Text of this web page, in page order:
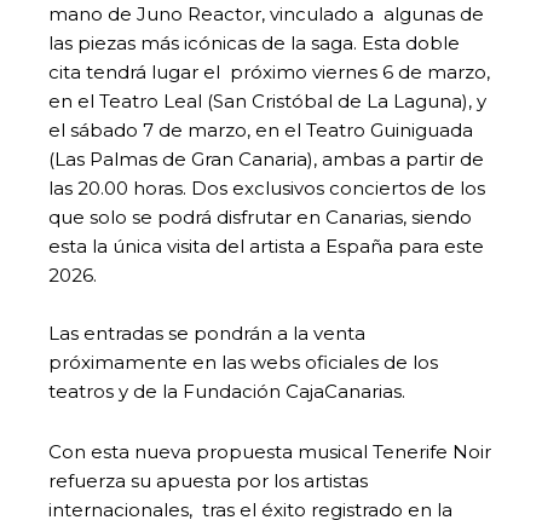
mano de Juno Reactor, vinculado a algunas de
las piezas más icónicas de la saga. Esta doble
cita tendrá lugar el próximo viernes 6 de marzo,
en el Teatro Leal (San Cristóbal de La Laguna), y
el sábado 7 de marzo, en el Teatro Guiniguada
(Las Palmas de Gran Canaria), ambas a partir de
las 20.00 horas. Dos exclusivos conciertos de los
que solo se podrá disfrutar en Canarias, siendo
esta la única visita del artista a España para este
2026.
Las entradas se pondrán a la venta
próximamente en las webs oficiales de los
teatros y de la Fundación CajaCanarias.
Con esta nueva propuesta musical Tenerife Noir
refuerza su apuesta por los artistas
internacionales, tras el éxito registrado en la